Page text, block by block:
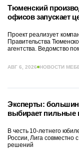
Тюменский
офисов запускает
Проект реализует
Правительства
агентства. Ведомство
АВГ 6, 2026 НОВОСТИ
Эксперты:
выбирает пильные
В честь 10-летнего
России, Лига совместно
решений